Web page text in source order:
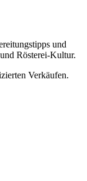
und
Rösterei-Kultur.
Verkäufen.